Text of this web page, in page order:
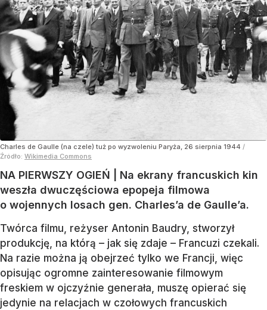
Charles de Gaulle (na czele) tuż po wyzwoleniu Paryża, 26 sierpnia 1944 /
Źródło: Wikimedia Commons
NA PIERWSZY OGIEŃ | Na ekrany francuskich kin
weszła dwuczęściowa epopeja filmowa
o wojennych losach gen. Charles’a de Gaulle’a.
Twórca filmu, reżyser Antonin Baudry, stworzył
produkcję, na którą – jak się zdaje – Francuzi czekali.
Na razie można ją obejrzeć tylko we Francji, więc
opisując ogromne zainteresowanie filmowym
freskiem w ojczyźnie generała, muszę opierać się
jedynie na relacjach w czołowych francuskich